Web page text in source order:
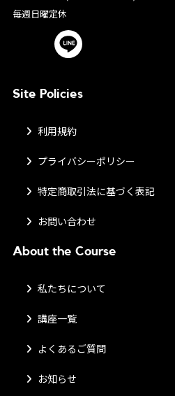
毎週日曜定休
Site Policies
利用規約
プライバシーポリシー
特定商取引法に基づく表記
お問い合わせ
About the Course
私たちについて
講座一覧
よくあるご質問
お知らせ